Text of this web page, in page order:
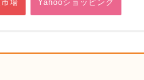
場 Yahooショッピング